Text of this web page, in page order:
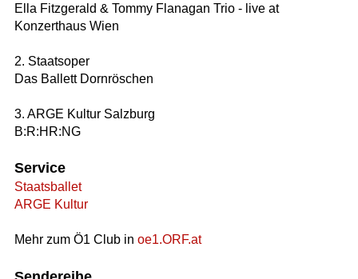
Ella Fitzgerald & Tommy Flanagan Trio - live at
Konzerthaus Wien
2. Staatsoper
Das Ballett Dornröschen
3. ARGE Kultur Salzburg
B:R:HR:NG
Service
Staatsballet
ARGE Kultur
Mehr zum Ö1 Club in oe1.ORF.at